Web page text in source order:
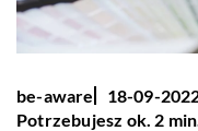
be-aware
18-09-
Potrzebujesz ok. 2